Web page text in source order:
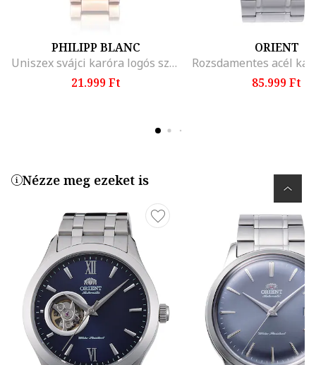
PHILIPP BLANC
Uniszex svájci karóra logós számlappal
21.999 Ft
ORIENT
85.999 Ft
Nézze meg ezeket is